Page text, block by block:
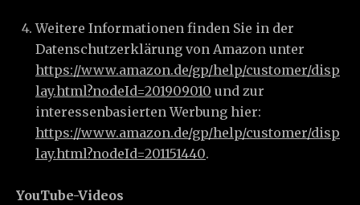
Weitere Informationen finden Sie in der
Datenschutzerklärung von Amazon unter
https://www.amazon.de/gp/help/customer/disp
lay.html?nodeId=201909010 und zur
interessenbasierten Werbung hier:
https://www.amazon.de/gp/help/customer/disp
lay.html?nodeId=201151440.
YouTube-Videos